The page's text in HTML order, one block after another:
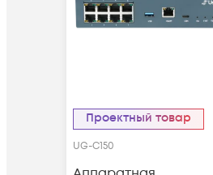
Проектный товар
UG-C150